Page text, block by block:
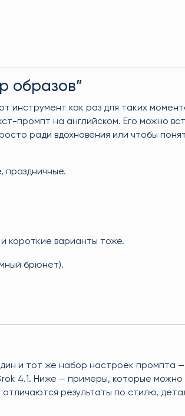
образов”
инструмент как раз для таких
промпт на английском. Его можно
ради вдохновения или чтобы
праздничные.
короткие варианты тоже.
брюнет).
и тот же набор настроек промпта
4.1. Ниже — примеры, которые можно
отличаются результаты по стилю,